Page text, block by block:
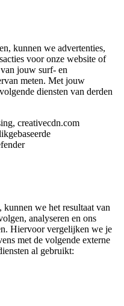
kunnen we advertenties,
voor onze website of
jouw surf- en
meten. Met jouw
diensten van derden
creativecdn.com
kunnen we het resultaat van
analyseren en ons
Hiervoor vergelijken we je
met de volgende externe
al gebruikt: